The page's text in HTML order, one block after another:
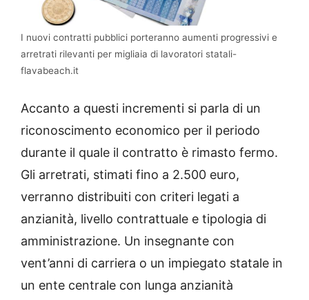
I nuovi contratti pubblici porteranno aumenti progressivi e
arretrati rilevanti per migliaia di lavoratori statali-
flavabeach.it
Accanto a questi incrementi si parla di un
riconoscimento economico per il periodo
durante il quale il contratto è rimasto fermo.
Gli arretrati, stimati fino a 2.500 euro,
verranno distribuiti con criteri legati a
anzianità, livello contrattuale e tipologia di
amministrazione. Un insegnante con
vent’anni di carriera o un impiegato statale in
un ente centrale con lunga anzianità